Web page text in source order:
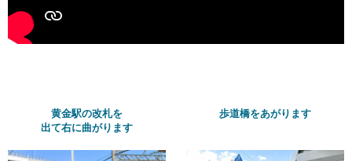
黄金駅の改札を
出て右に曲がります
歩道橋をあがります